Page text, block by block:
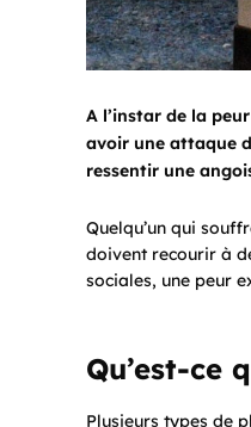
A l’instar de la
avoir une attaque
ressentir une
Quelqu’un qui
doivent recourir à
sociales, une peur
Qu’est-ce
Plusieurs types de